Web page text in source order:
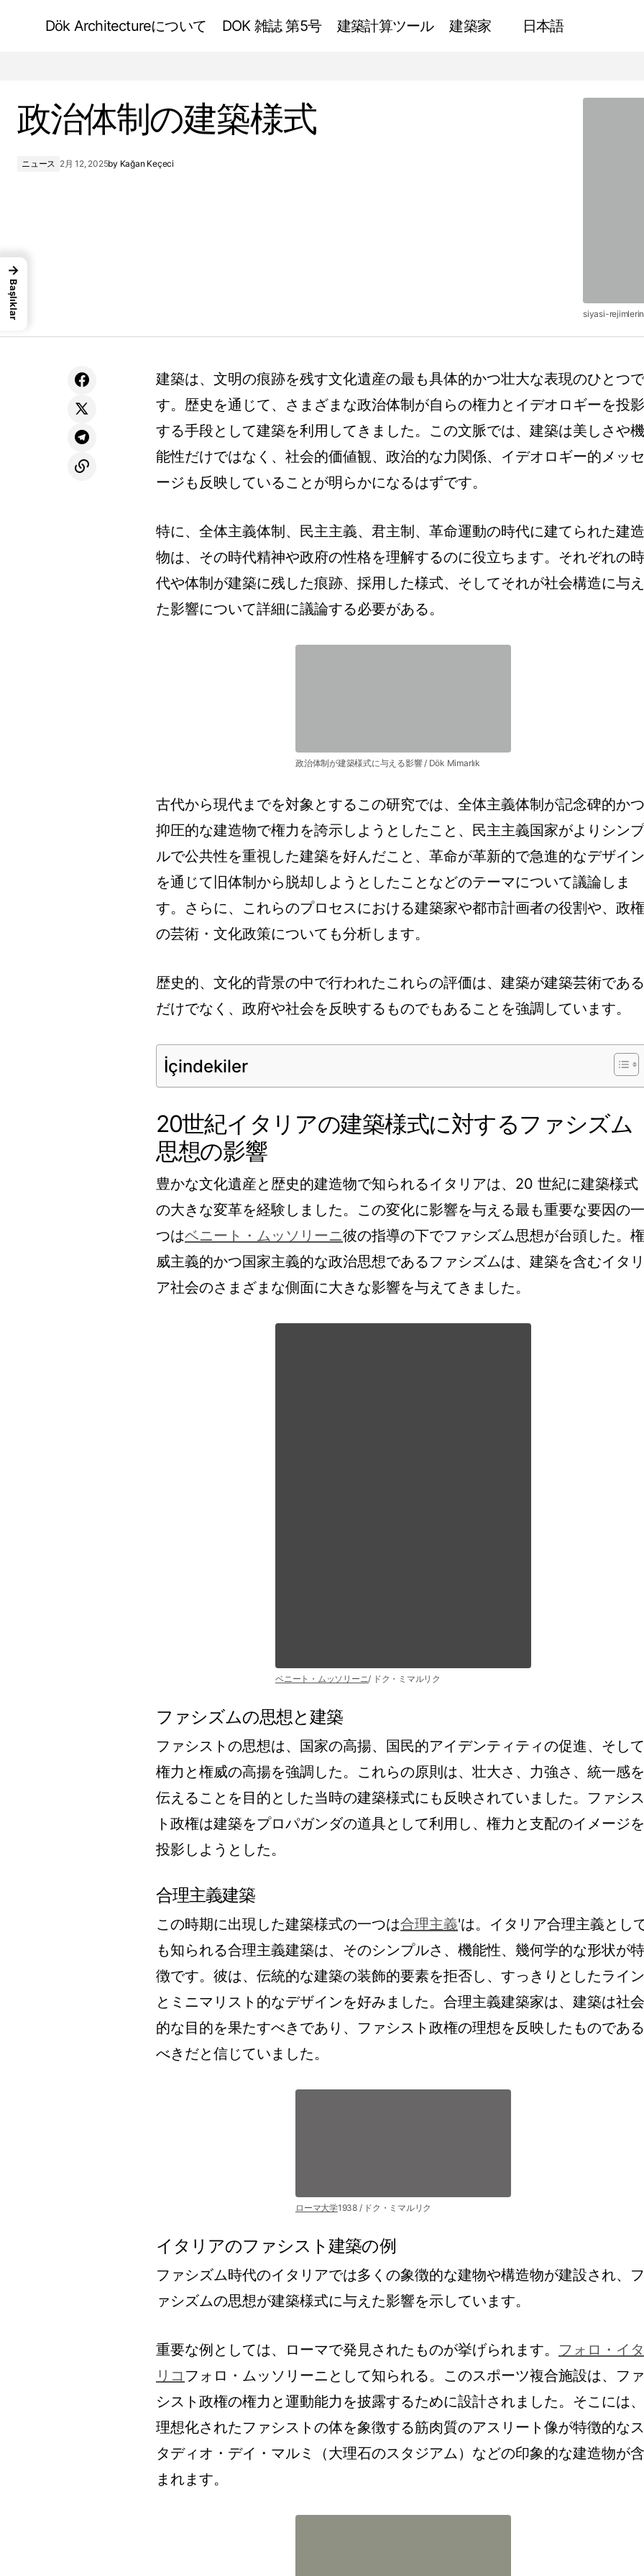
Dök Architectureについて DOK 雑誌 第5号 建築計算ツール 建築家 日本語
政治体制の建築様式
ニュース 2月 12, 2025by Kağan Keçeci
siyasi-
建築は、文明の痕跡を残す文化遺産の最も具体的かつ壮大な表現のひとつで
す。歴史を通じて、さまざまな政治体制が自らの権力とイデオロギーを投影
する手段として建築を利用してきました。この文脈では、建築は美しさや機
能性だけではなく、社会的価値観、政治的な力関係、イデオロギー的メッセ
ージも反映していることが明らかになるはずです。
特に、全体主義体制、民主主義、君主制、革命運動の時代に建てられた建造
物は、その時代精神や政府の性格を理解するのに役立ちます。それぞれの時
代や体制が建築に残した痕跡、採用した様式、そしてそれが社会構造に与え
た影響について詳細に議論する必要がある。
政治体制が建築様式に与える影響 / Dök Mimarlık
古代から現代までを対象とするこの研究では、全体主義体制が記念碑的かつ
抑圧的な建造物で権力を誇示しようとしたこと、民主主義国家がよりシンプ
ルで公共性を重視した建築を好んだこと、革命が革新的で急進的なデザイン
を通じて旧体制から脱却しようとしたことなどのテーマについて議論しま
す。さらに、これらのプロセスにおける建築家や都市計画者の役割や、政権
の芸術・文化政策についても分析します。
歴史的、文化的背景の中で行われたこれらの評価は、建築が建築芸術である
だけでなく、政府や社会を反映するものでもあることを強調しています。
İçindekiler
20世紀イタリアの建築様式に対するファシズム
思想の影響
豊かな文化遺産と歴史的建造物で知られるイタリアは、20 世紀に建築様式
の大きな変革を経験しました。この変化に影響を与える最も重要な要因の一
つはベニート・ムッソリーニ彼の指導の下でファシズム思想が台頭した。権
威主義的かつ国家主義的な政治思想であるファシズムは、建築を含むイタリ
ア社会のさまざまな側面に大きな影響を与えてきました。
ベニート・ムッソリーニ/ ドク・ミマルリク
ファシズムの思想と建築
ファシストの思想は、国家の高揚、国民的アイデンティティの促進、そして
権力と権威の高揚を強調した。これらの原則は、壮大さ、力強さ、統一感を
伝えることを目的とした当時の建築様式にも反映されていました。ファシス
ト政権は建築をプロパガンダの道具として利用し、権力と支配のイメージを
投影しようとした。
合理主義建築
この時期に出現した建築様式の一つは合理主義'は。イタリア合理主義とし
も知られる合理主義建築は、そのシンプルさ、機能性、幾何学的な形状が特
徴です。彼は、伝統的な建築の装飾的要素を拒否し、すっきりとしたライン
とミニマリスト的なデザインを好みました。合理主義建築家は、建築は社会
的な目的を果たすべきであり、ファシスト政権の理想を反映したものである
べきだと信じていました。
ローマ大学1938 / ドク・ミマルリク
イタリアのファシスト建築の例
ファシズム時代のイタリアでは多くの象徴的な建物や構造物が建設され、フ
ァシズムの思想が建築様式に与えた影響を示しています。
重要な例としては、ローマで発見されたものが挙げられます。 フォロ・イタ
リコ フォロ・ムッソリーニとして知られる。このスポーツ複合施設は、ファ
シスト政権の権力と運動能力を披露するために設計されました。そこには、
理想化されたファシストの体を象徴する筋肉質のアスリート像が特徴的なス
タディオ・デイ・マルミ（大理石のスタジアム）などの印象的な建造物が含
まれます。
→
Başlıklar